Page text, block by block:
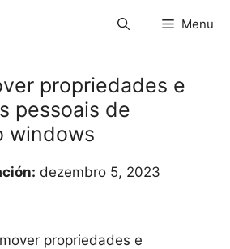
Menu
propriedades e
pessoais de
windows
dezembro 5, 2023
propriedades e